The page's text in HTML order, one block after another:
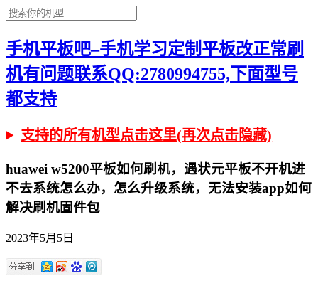
手机平板吧–手机学习定制平板改正常刷
机有问题联系QQ:2780994755,下面型号
都支持
支持的所有机型点击这里(再次点击隐藏)
huawei w5200平板如何刷机，遇状元平板不开机进
不去系统怎么办，怎么升级系统，无法安装app如何
解决刷机固件包
2023年5月5日